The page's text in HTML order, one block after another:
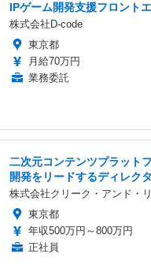
IPゲーム開発支援フロント
株式会社D-code
東京都
月給70万円
業務委託
二次元コンテンツプラット
開発をリードするディレク
株式会社クリーク・アンド・
東京都
年収500万円～800万円
正社員